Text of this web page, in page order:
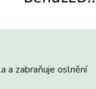
a zabraňuje oslnění